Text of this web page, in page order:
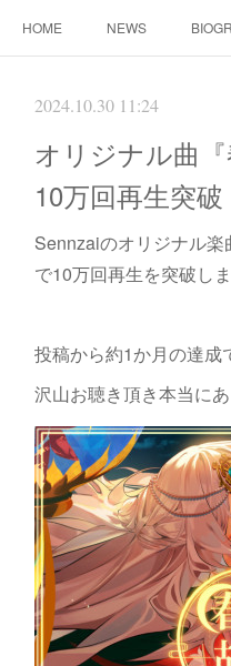
HOME NEWS
2024.10.30 11:24
オリジナル曲
10万回再生突破
Sennzaiのオリジナル
で10万回再生を突破し
投稿から約1か月の達成
沢山お聴き頂き本当に